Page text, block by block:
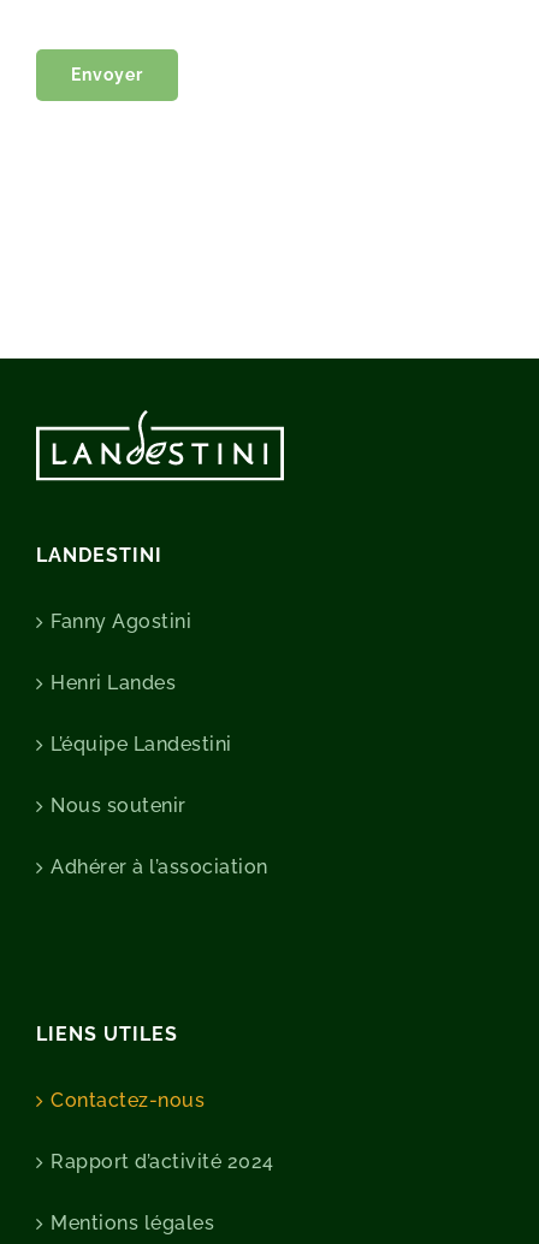
LANDESTINI
Fanny Agostini
Henri Landes
L’équipe Landestini
Nous soutenir
Adhérer à l’association
LIENS UTILES
Contactez-nous
Rapport d’activité 2024
Mentions légales